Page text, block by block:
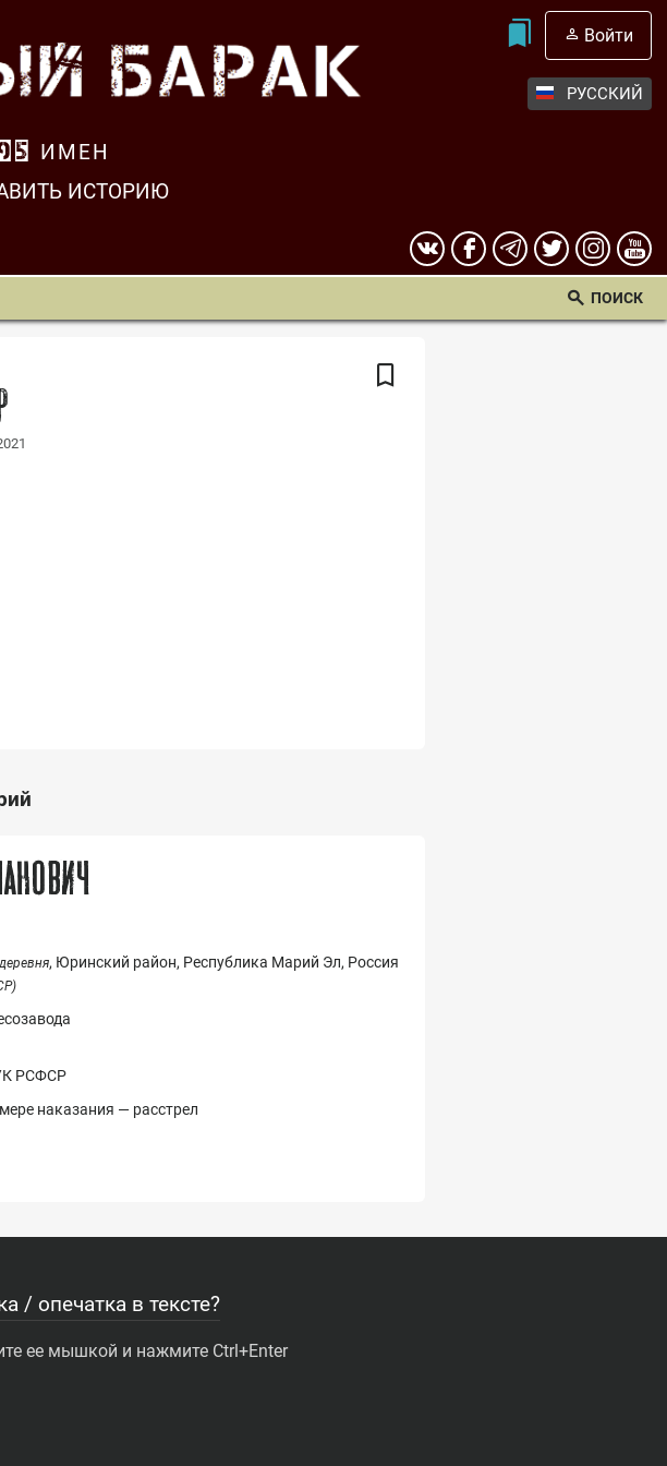
Войти
РУССКИЙ
ИМЕН
ИСТОРИЮ
ПОИСК
деревня, Юринский район, Республика Марий Эл, Россия
РСФСР
наказания — расстрел
/ опечатка в тексте?
ее мышкой и нажмите Ctrl+Enter